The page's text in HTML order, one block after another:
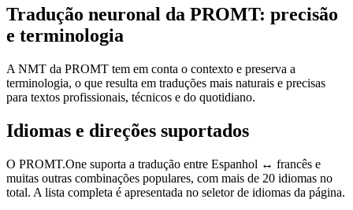
Tradução neuronal da PROMT: precisão
e terminologia
A NMT da PROMT tem em conta o contexto e preserva a
terminologia, o que resulta em traduções mais naturais e precisas
para textos profissionais, técnicos e do quotidiano.
Idiomas e direções suportados
O PROMT.One suporta a tradução entre Espanhol ↔ francês e
muitas outras combinações populares, com mais de 20 idiomas no
total. A lista completa é apresentada no seletor de idiomas da página.